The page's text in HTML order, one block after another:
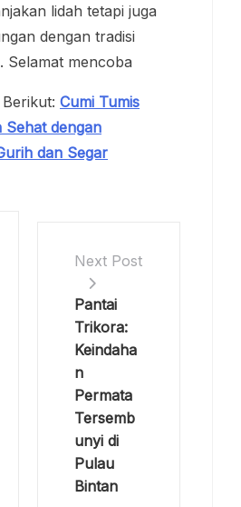
lidah tetapi juga
dengan tradisi
Selamat mencoba
Cumi Tumis
Sehat dengan
dan Segar
Next Post
Pantai
Trikora:
Keindaha
n
Permata
Tersemb
unyi di
Pulau
Bintan